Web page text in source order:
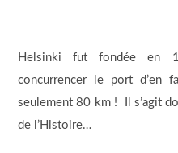
Helsinki fut fondée en
concurrencer le port d’en
seulement 80 km ! Il s’agit
de l’Histoire…